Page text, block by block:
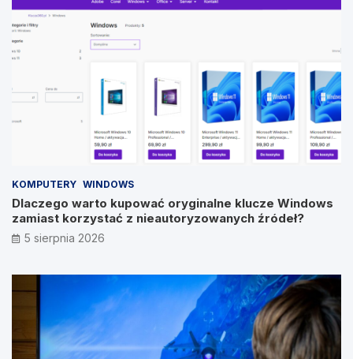
KOMPUTERY WINDOWS
Dlaczego warto kupować oryginalne klucze Windows
zamiast korzystać z nieautoryzowanych źródeł?
5 sierpnia 2026